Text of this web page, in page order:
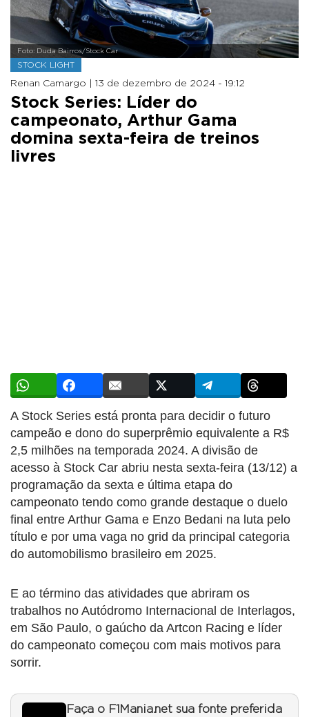
Foto: Duda Bairros/Stock Car
STOCK LIGHT
Renan Camargo | 13 de dezembro de 2024 - 19:12
Stock Series: Líder do
campeonato, Arthur Gama
domina sexta-feira de treinos
livres
A Stock Series está pronta para decidir o futuro
campeão e dono do superprêmio equivalente a R$
2,5 milhões na temporada 2024. A divisão de
acesso à Stock Car abriu nesta sexta-feira (13/12) a
programação da sexta e última etapa do
campeonato tendo como grande destaque o duelo
final entre Arthur Gama e Enzo Bedani na luta pelo
título e por uma vaga no grid da principal categoria
do automobilismo brasileiro em 2025.
E ao término das atividades que abriram os
trabalhos no Autódromo Internacional de Interlagos,
em São Paulo, o gaúcho da Artcon Racing e líder
do campeonato começou com mais motivos para
sorrir.
Faça o F1Mania.net sua fonte preferida